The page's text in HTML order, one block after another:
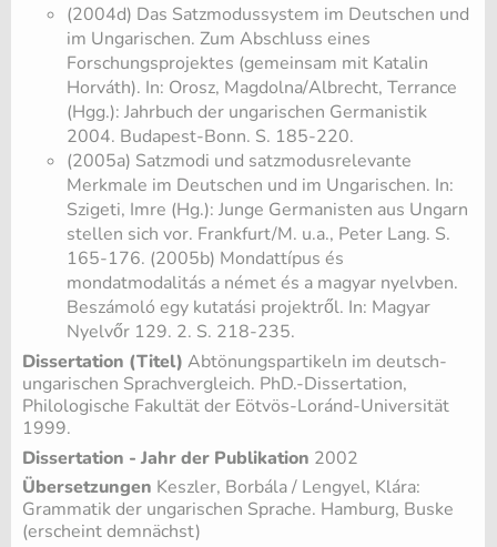
(2004d) Das Satzmodussystem im Deutschen und
im Ungarischen. Zum Abschluss eines
Forschungsprojektes (gemeinsam mit Katalin
Horváth). In: Orosz, Magdolna/Albrecht, Terrance
(Hgg.): Jahrbuch der ungarischen Germanistik
2004. Budapest-Bonn. S. 185-220.
(2005a) Satzmodi und satzmodusrelevante
Merkmale im Deutschen und im Ungarischen. In:
Szigeti, Imre (Hg.): Junge Germanisten aus Ungarn
stellen sich vor. Frankfurt/M. u.a., Peter Lang. S.
165-176. (2005b) Mondattípus és
mondatmodalitás a német és a magyar nyelvben.
Beszámoló egy kutatási projektről. In: Magyar
Nyelvőr 129. 2. S. 218-235.
Dissertation (Titel) Abtönungspartikeln im deutsch-
ungarischen Sprachvergleich. PhD.-Dissertation,
Philologische Fakultät der Eötvös-Loránd-Universität
1999.
Dissertation - Jahr der Publikation 2002
Übersetzungen Keszler, Borbála / Lengyel, Klára:
Grammatik der ungarischen Sprache. Hamburg, Buske
(erscheint demnächst)